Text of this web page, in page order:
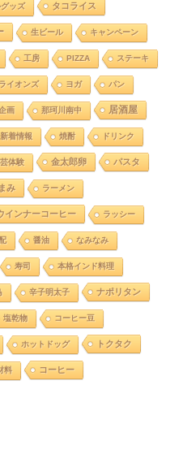
ッズ タコライス
生ビール キャンペーン
工房 PIZZA ステーキ
イオンズ ヨガ パン
画 那珂川南中 居酒屋
新着情報 焼酎 ドリンク
体験 金太郎卵 パスタ
み ラーメン
インナーコーヒー ラッシー
醤油 なみなみ
寿司 本格インド料理
辛子明太子 ナポリタン
塩乾物 コーヒー豆
ホットドッグ トクタク
料 コーヒー